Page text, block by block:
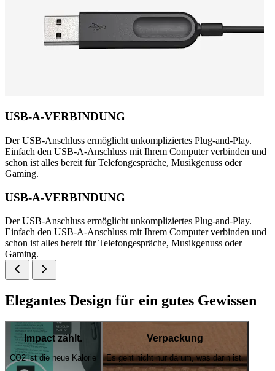
USB-A-VERBINDUNG
Der USB-Anschluss ermöglicht unkompliziertes Plug-and-Play.
Einfach den USB-A-Anschluss mit Ihrem Computer verbinden und
schon ist alles bereit für Telefongespräche, Musikgenuss oder
Gaming.
USB-A-VERBINDUNG
Der USB-Anschluss ermöglicht unkompliziertes Plug-and-Play.
Einfach den USB-A-Anschluss mit Ihrem Computer verbinden und
schon ist alles bereit für Telefongespräche, Musikgenuss oder
Gaming.
Elegantes Design für ein gutes Gewissen
Impact zählt.
CO2 ist die neue Kalorie
Verpackung
Es geht nicht nur darum, was darin ist.